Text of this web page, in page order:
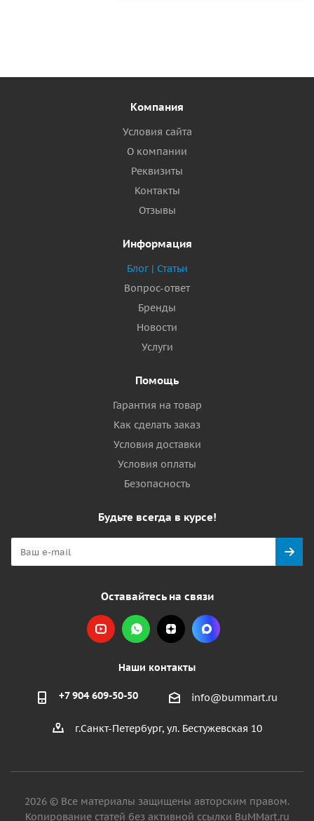
Компания
Условия сайта
О компании
Реквизиты
Контакты
Отзывы
Информация
Блог | Статьи
Вопрос-ответ
Бренды
Новости
Услуги
Помощь
Гарантия на товар
Как сделать заказ
Условия доставки
Условия оплаты
Безопасность
Будьте всегда в курсе!
Оставайтесь на связи
Наши контакты
+7 904 609-50-50 info@bummart.ru
г.Санкт-Петербург, ул. Бестужевская 10
2026 © Все материалы защищены авторским правом.
Копирование статей без активной ссылки BuMMart.ru